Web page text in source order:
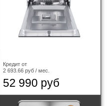
Кредит от
2 693.66 руб / мес.
52 990 руб